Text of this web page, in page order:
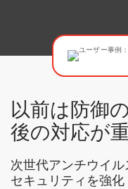
以前は防御
後の対応が
次世代アンチウイル
セキュリティを強化